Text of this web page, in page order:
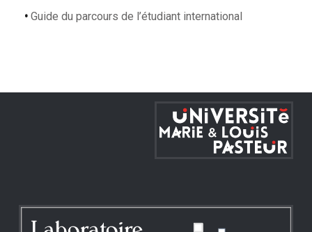
• Guide du parcours de l’étudiant international